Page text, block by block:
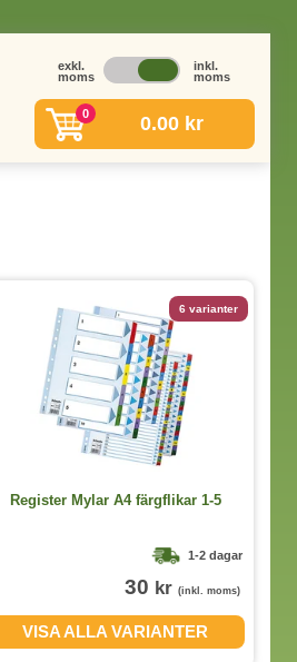
exkl.
moms
inkl.
moms
0 0.00 kr
6 varianter
Register Mylar A4 färgflikar 1-5
1-2 dagar
30 kr (inkl. moms)
VISA ALLA VARIANTER